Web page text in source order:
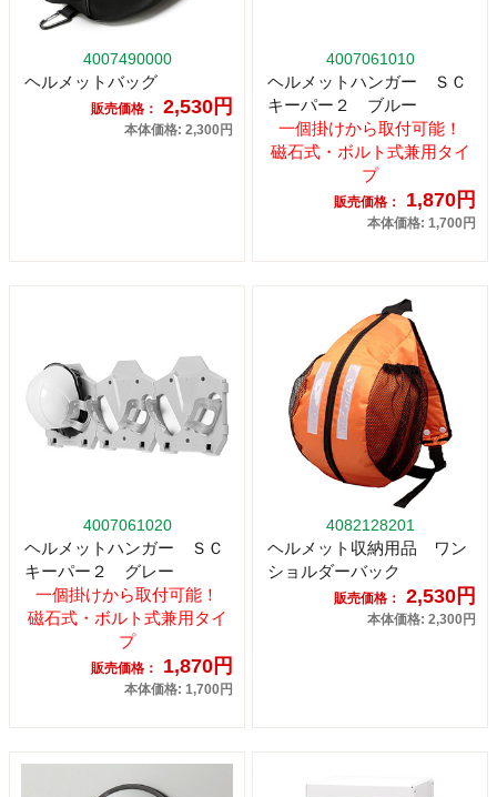
4007490000
ヘルメットバッグ
販売価格： 2,530円
本体価格: 2,300円
4007061010
ヘルメットハンガー ＳＣ
キーパー２ ブルー
一個掛けから取付可能！
磁石式・ボルト式兼用タイ
プ
販売価格： 1,870円
本体価格: 1,700円
4007061020
ヘルメットハンガー ＳＣ
キーパー２ グレー
一個掛けから取付可能！
磁石式・ボルト式兼用タイ
プ
販売価格： 1,870円
本体価格: 1,700円
4082128201
ヘルメット収納用品 ワン
ショルダーバック
販売価格： 2,530円
本体価格: 2,300円